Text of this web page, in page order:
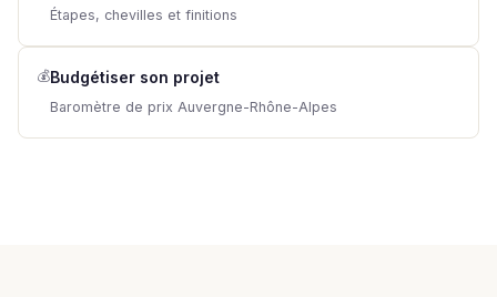
Étapes, chevilles et finitions
💰Budgétiser son projet
Baromètre de prix Auvergne-Rhône-Alpes